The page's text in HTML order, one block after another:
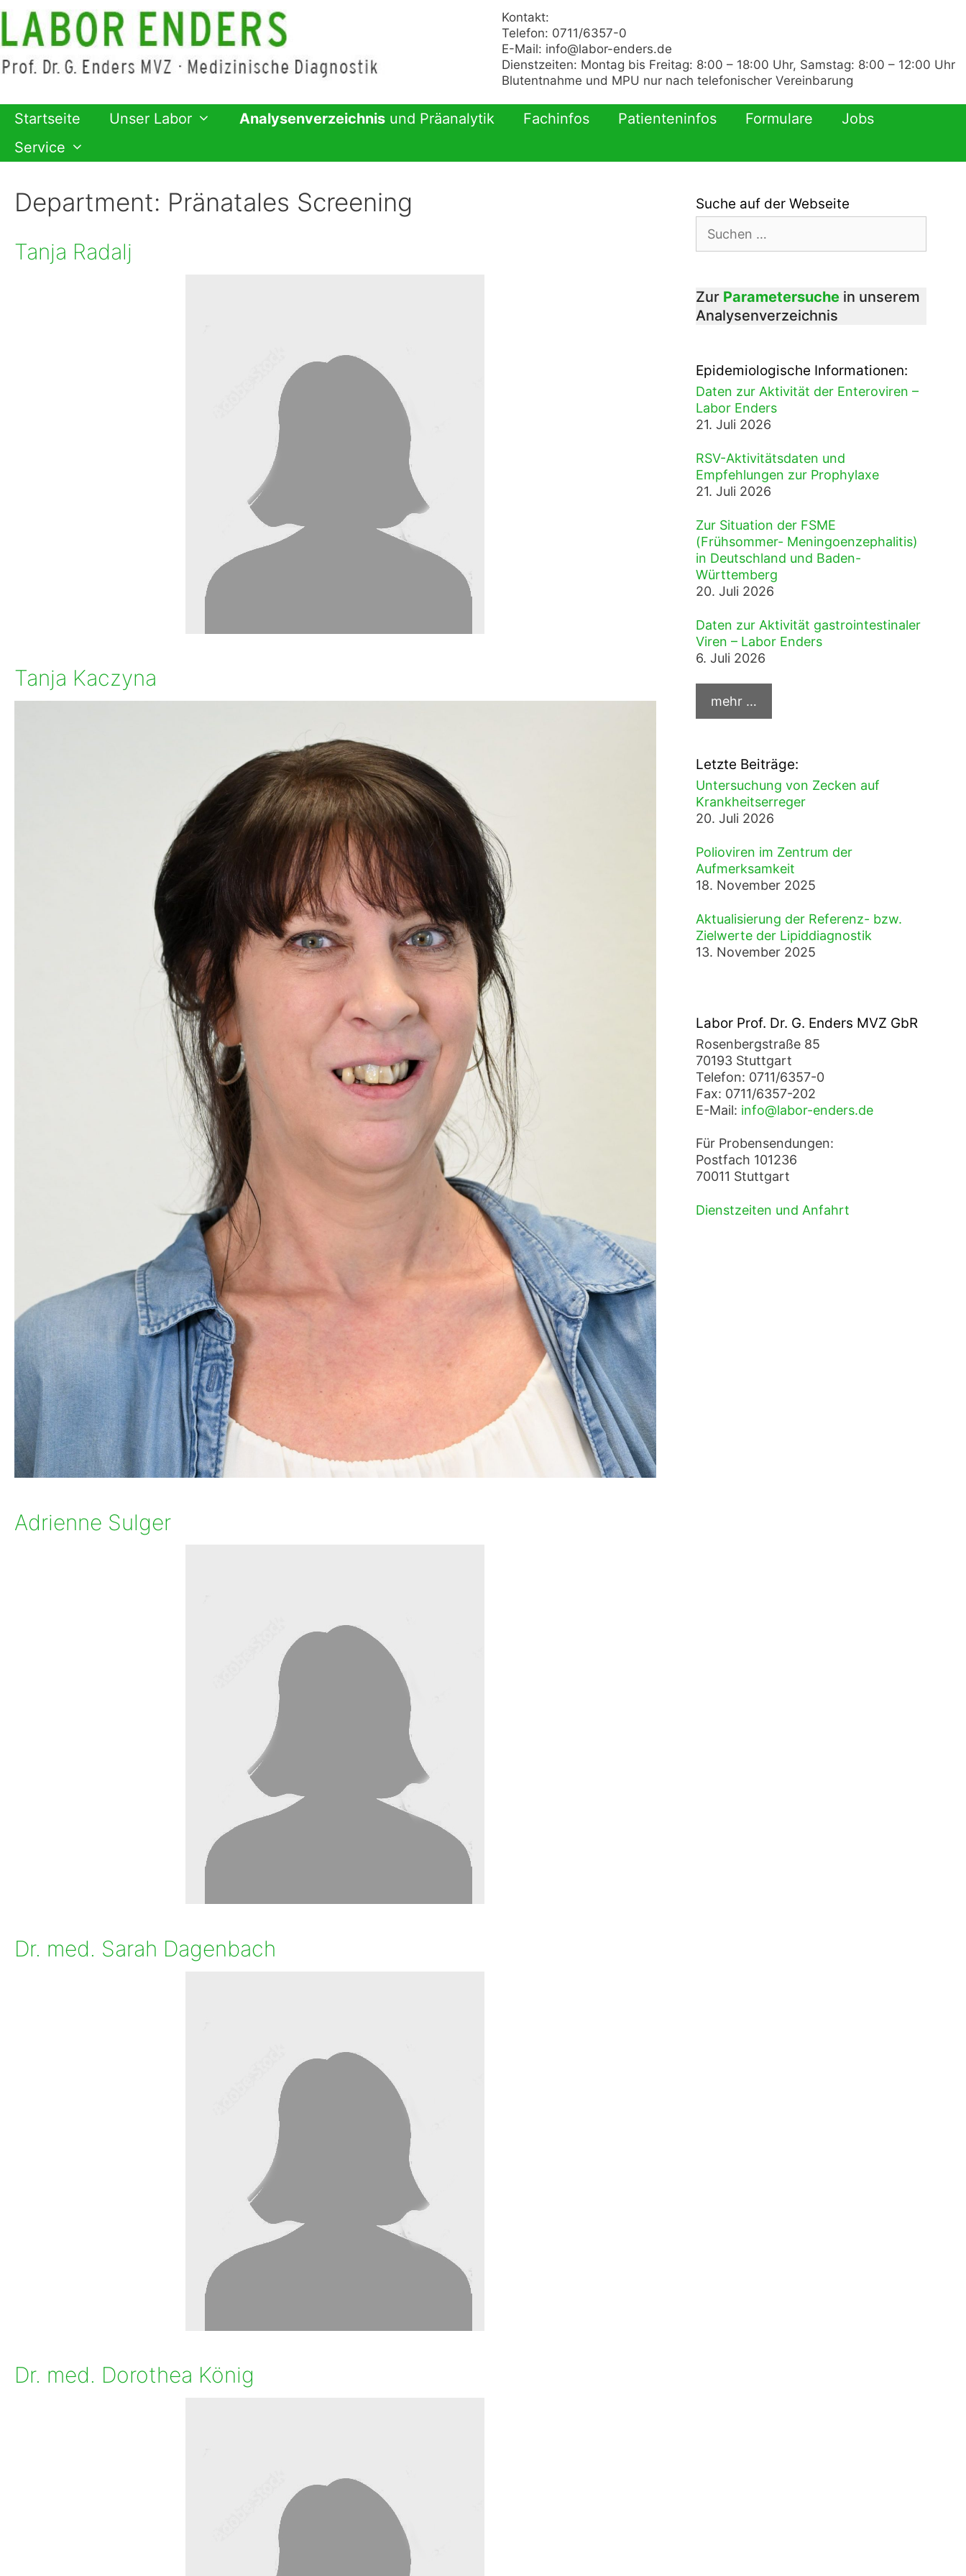
Zum
Inhalt
springen
Kontakt:
Telefon: 0711/6357-0
E-Mail: info@labor-enders.de
Dienstzeiten: Montag bis Freitag: 8:00 – 18:00 Uhr, Samstag: 8:00 – 12:00 Uhr
Blutentnahme und MPU nur nach telefonischer Vereinbarung
Startseite Unser Labor Analysenverzeichnis und Präanalytik Fachinfos Patienteninfos Formulare
Jobs
Service
Department: Pränatales Screening
Tanja Radalj
Tanja Kaczyna
Adrienne Sulger
Dr. med. Sarah Dagenbach
Dr. med. Dorothea König
Suche auf der Webseite
nach:
Zur Parametersuchein unserem
Analysenverzeichnis
Epidemiologische Informationen:
Daten zur Aktivität der Enteroviren –
Labor Enders
21. Juli 2026
RSV-Aktivitätsdaten und
Empfehlungen zur Prophylaxe
21. Juli 2026
Zur Situation der FSME
(Frühsommer- Meningoenzephalitis)
in Deutschland und Baden-
Württemberg
20. Juli 2026
Daten zur Aktivität gastrointestinaler
Viren – Labor Enders
6. Juli 2026
Letzte Beiträge:
Untersuchung von Zecken auf
Krankheitserreger
20. Juli 2026
Polioviren im Zentrum der
Aufmerksamkeit
18. November 2025
Aktualisierung der Referenz- bzw.
Zielwerte der Lipiddiagnostik
13. November 2025
Labor Prof. Dr. G. Enders MVZ GbR
Rosenbergstraße 85
70193 Stuttgart
Telefon: 0711/6357-0
Fax: 0711/6357-202
E-Mail: info@labor-enders.de
Für Probensendungen:
Postfach 101236
70011 Stuttgart
Dienstzeiten und Anfahrt